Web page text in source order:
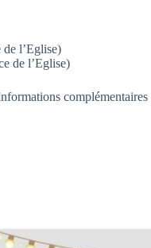
de l’Eglise)
de l’Eglise)
complémentaires